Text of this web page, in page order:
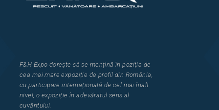
F&H Expo dorește să se mențină în poziția de
cea mai mare expoziție de profil din România,
cu participare internațională de cel maiînalt
nivel, o expoziție în adevăratul sens al
cuvântului.